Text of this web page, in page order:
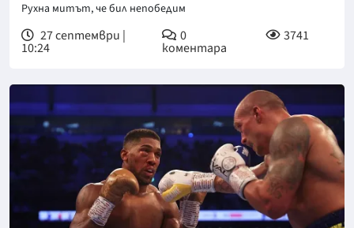
Рухна митът, че бил непобедим
27 септември |
10:24
0
коментара
3741